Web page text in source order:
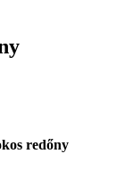
redőny